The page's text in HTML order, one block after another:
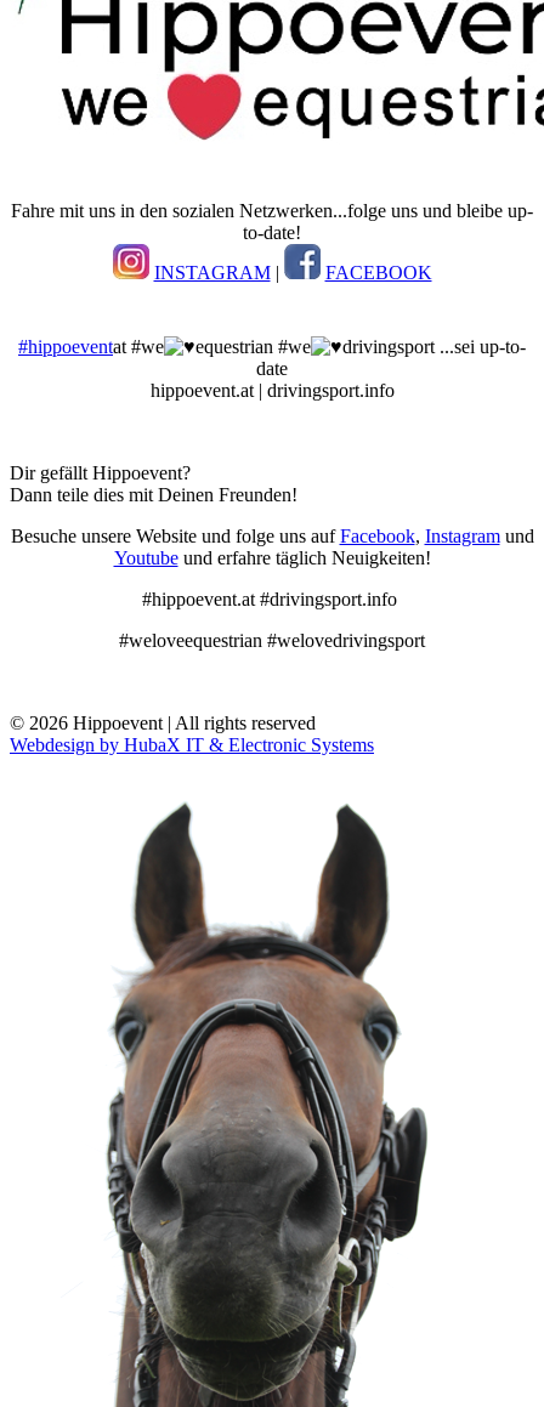
Fahre mit uns in den sozialen Netzwerken...folge uns und bleibe up-
to-date!
INSTAGRAM| FACEBOOK
#hippoeventat #we equestrian #we
drivingsport ...sei up-to-
date
hippoevent.at | drivingsport.info
Dir gefällt Hippoevent?
Dann teile dies mit Deinen Freunden!
Besuche unsere Website und folge uns aufFacebook, Instagramund
Youtubeund erfahre täglich Neuigkeiten!
#hippoevent.at #drivingsport.info
#weloveequestrian #welovedrivingsport
© 2026 Hippoevent | All rights reserved
Webdesign by HubaX IT & Electronic Systems